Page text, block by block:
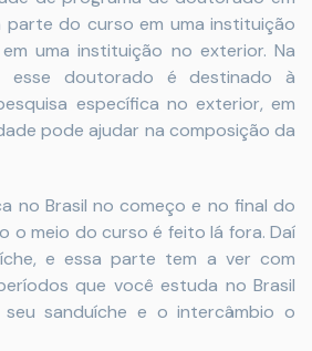
parte do curso em uma instituição
uma instituição no exterior. Na
esse doutorado é destinado à
específica no exterior, em
pode ajudar na composição da
no Brasil no começo e no final do
o meio do curso é feito lá fora. Daí
e essa parte tem a ver com
que você estuda no Brasil
sanduíche e o intercâmbio o